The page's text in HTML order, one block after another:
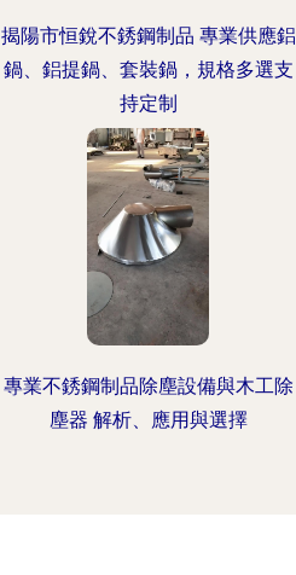
揭陽市恒銳不銹鋼制品 專業供應鋁
鍋、鋁提鍋、套裝鍋，規格多選支
持定制
專業不銹鋼制品除塵設備與木工除
塵器 解析、應用與選擇